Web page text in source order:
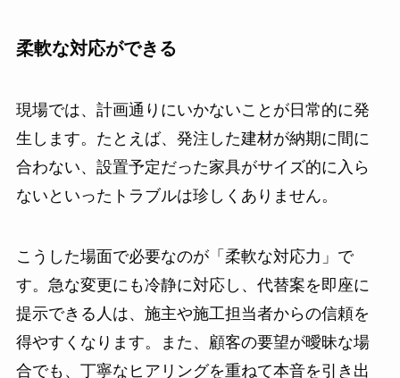
柔軟な対応ができる
現場では、計画通りにいかないことが日常的に発
生します。たとえば、発注した建材が納期に間に
合わない、設置予定だった家具がサイズ的に入ら
ないといったトラブルは珍しくありません。
こうした場面で必要なのが「柔軟な対応力」で
す。急な変更にも冷静に対応し、代替案を即座に
提示できる人は、施主や施工担当者からの信頼を
得やすくなります。また、顧客の要望が曖昧な場
合でも、丁寧なヒアリングを重ねて本音を引き出